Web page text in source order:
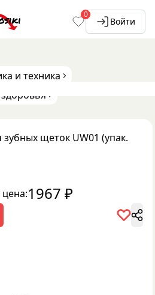
0
Войти
и техника
зубных щеток UW01 (упак.
1967 ₽